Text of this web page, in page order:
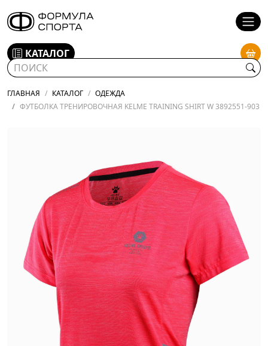
КАТАЛОГ
ГЛАВНАЯ КАТАЛОГ
ОДЕЖДА
ФУТБОЛКА ТРЕНИРОВОЧНАЯ KELME TRAINING SHIRT W 3892551-903